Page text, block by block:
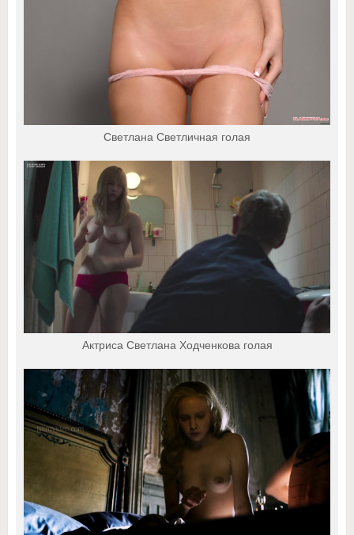
Светлана Светличная голая
Актриса Светлана Ходченкова голая